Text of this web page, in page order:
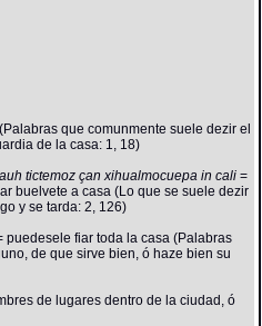
que comunmente suele dezir el
de la casa: 1, 18)
tictemoz çan xihualmocuepa in cali=
buelvete a casa (Lo que se suele dezir
y se tarda: 2, 126)
puedesele fiar toda la casa (Palabras
de que sirve bien, ó haze bien su
de lugares dentro de la ciudad, ó